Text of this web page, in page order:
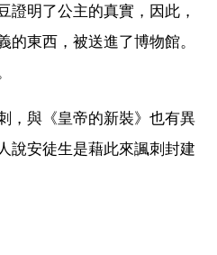
證明了公主的真實，因此，
的東西，被送進了博物館。
，與《皇帝的新裝》也有異
說安徒生是藉此來諷刺封建